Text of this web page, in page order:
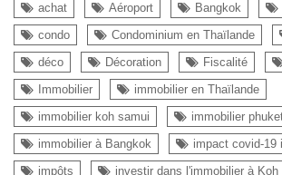
achat Aéroport Bangkok
condo
Condominium en Thaïlande
déco
Décoration Fiscalité
Immobilier
immobilier en Thaïlande
immobilier koh samui
immobilier
immobilier à Bangkok
impact covid-19
impôts
investir dans l'immobilier à Koh